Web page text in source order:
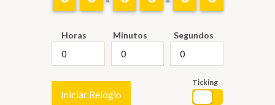
Horas Minutos Segundos
Iniciar Relógio
Ticking